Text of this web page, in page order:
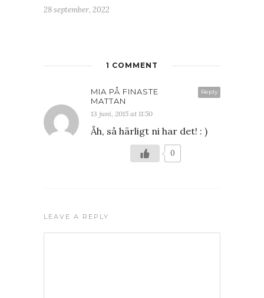
28 september, 2022
1 COMMENT
Reply
MIA PÅ FINASTE
MATTAN
13 juni, 2015 at 11:50
Åh, så härligt ni har det! : )
0
LEAVE A REPLY